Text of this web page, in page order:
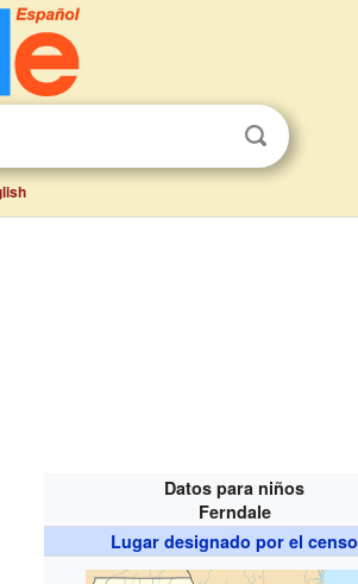
Datos para niños
Ferndale
Lugar designado por el censo